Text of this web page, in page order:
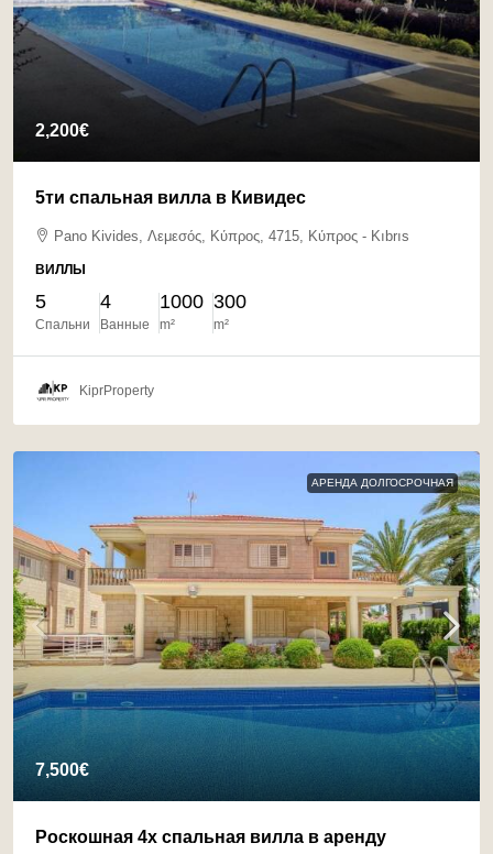
2,200€
5ти спальная вилла в Кивидес
Pano Kivides, Λεμεσός, Κύπρος, 4715, Κύπρος - Kıbrıs
ВИЛЛЫ
5
Спальни
4
Ванные
1000
m²
300
m²
KiprProperty
АРЕНДА ДОЛГОСРОЧНАЯ
7,500€
Роскошная 4х спальная вилла в аренду